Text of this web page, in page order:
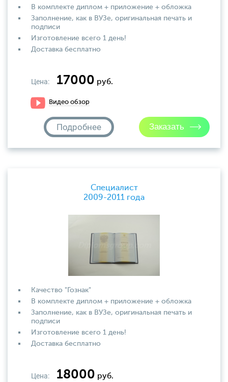
В комплекте диплом + приложение + обложка
Заполнение, как в ВУЗе, оригинальная печать и
подписи
Изготовление всего 1 день!
Доставка бесплатно
Цена: 17000 руб.
Видео обзор
Подробнее
Специалист
2009-2011 года
Качество "Гознак"
В комплекте диплом + приложение + обложка
Заполнение, как в ВУЗе, оригинальная печать и
подписи
Изготовление всего 1 день!
Доставка бесплатно
Цена: 18000 руб.